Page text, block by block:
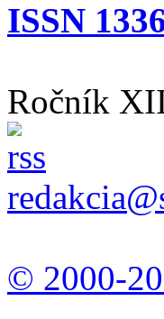
ISSN
Ročník
© 2000-